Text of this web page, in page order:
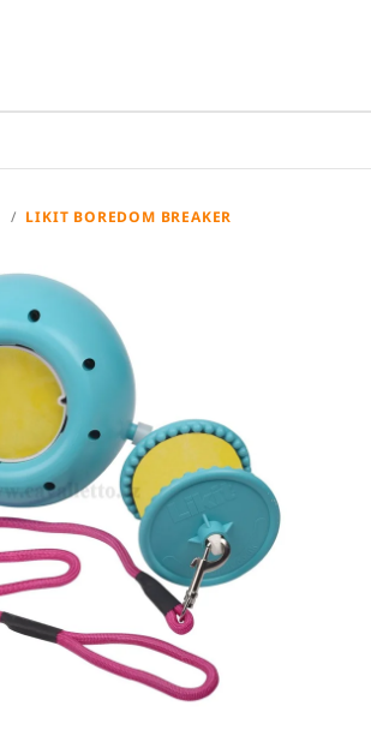
/ LIKIT BOREDOM BREAKER